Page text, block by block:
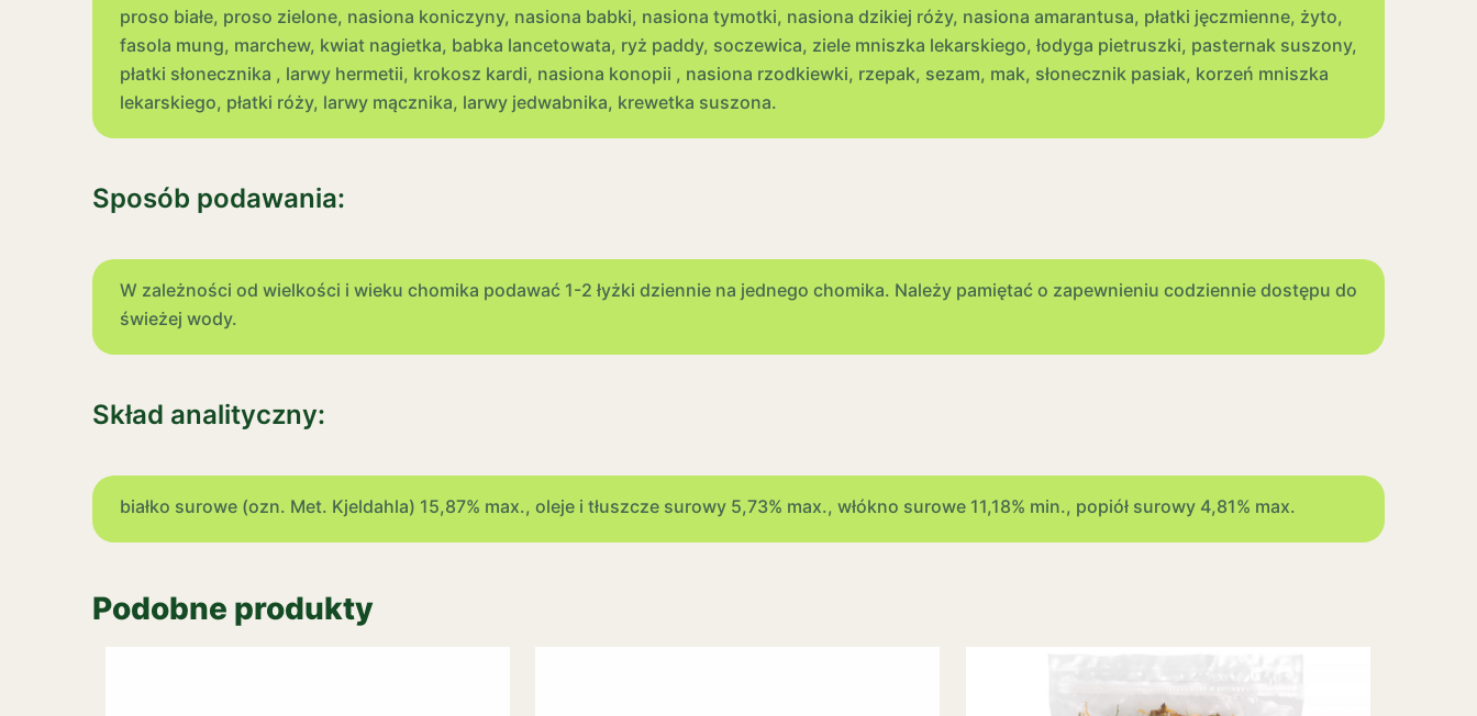
proso białe, proso zielone, nasiona koniczyny, nasiona babki, nasiona tymotki, nasiona dzikiej róży, nasiona amarantusa, płatki jęczmienne, żyto,
fasola mung, marchew, kwiat nagietka, babka lancetowata, ryż paddy, soczewica, ziele mniszka lekarskiego, łodyga pietruszki, pasternak suszony,
płatki słonecznika , larwy hermetii, krokosz kardi, nasiona konopii , nasiona rzodkiewki, rzepak, sezam, mak, słonecznik pasiak, korzeń mniszka
lekarskiego, płatki róży, larwy mącznika, larwy jedwabnika, krewetka suszona.
Sposób podawania:
W zależności od wielkości i wieku chomika podawać 1-2 łyżki dziennie na jednego chomika. Należy pamiętać o zapewnieniu codziennie dostępu do
świeżej wody.
Skład analityczny:
białko surowe (ozn. Met. Kjeldahla) 15,87% max., oleje i tłuszcze surowy 5,73% max., włókno surowe 11,18% min., popiół surowy 4,81% max.
Podobne produkty